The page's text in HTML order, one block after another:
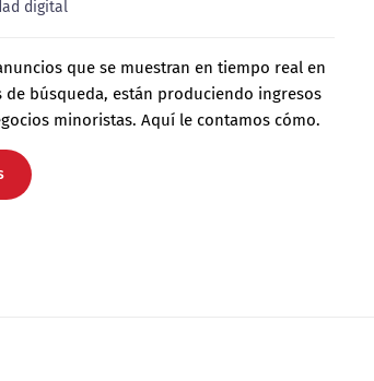
digital
que se muestran en tiempo real en
de búsqueda, están produciendo ingresos
minoristas. Aquí le contamos cómo.